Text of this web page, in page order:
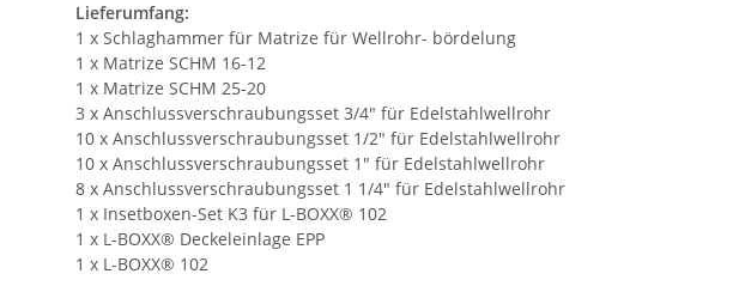
Lieferumfang:
1 x Schlaghammer für Matrize für Wellrohr- bördelung
1 x Matrize SCHM 16-12
1 x Matrize SCHM 25-20
3 x Anschlussverschraubungsset 3/4" für Edelstahlwellrohr
10 x Anschlussverschraubungsset 1/2" für Edelstahlwellrohr
10 x Anschlussverschraubungsset 1" für Edelstahlwellrohr
8 x Anschlussverschraubungsset 1 1/4" für Edelstahlwellrohr
1 x Insetboxen-Set K3 für L-BOXX® 102
1 x L-BOXX® Deckeleinlage EPP
1 x L-BOXX® 102